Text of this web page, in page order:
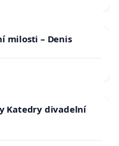
milosti – Denis
Katedry divadelní